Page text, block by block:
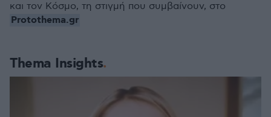
Thema Insights
και τον Κόσμο, τη στιγμή που συμβαίνουν, στο
Protothema.gr